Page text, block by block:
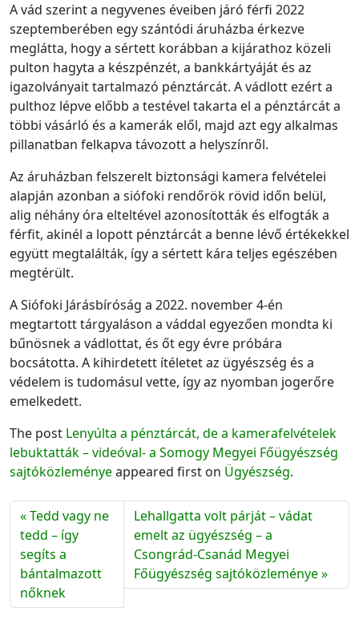
A vád szerint a negyvenes éveiben járó férfi 2022
szeptemberében egy szántódi áruházba érkezve
meglátta, hogy a sértett korábban a kijárathoz közeli
pulton hagyta a készpénzét, a bankkártyáját és az
igazolványait tartalmazó pénztárcát. A vádlott ezért a
pulthoz lépve előbb a testével takarta el a pénztárcát a
többi vásárló és a kamerák elől, majd azt egy alkalmas
pillanatban felkapva távozott a helyszínről.
Az áruházban felszerelt biztonsági kamera felvételei
alapján azonban a siófoki rendőrök rövid időn belül,
alig néhány óra elteltével azonosították és elfogták a
férfit, akinél a lopott pénztárcát a benne lévő értékekkel
együtt megtalálták, így a sértett kára teljes egészében
megtérült.
A Siófoki Járásbíróság a 2022. november 4-én
megtartott tárgyaláson a váddal egyezően mondta ki
bűnösnek a vádlottat, és őt egy évre próbára
bocsátotta. A kihirdetett ítéletet az ügyészség és a
védelem is tudomásul vette, így az nyomban jogerőre
emelkedett.
The post Lenyúlta a pénztárcát, de a kamerafelvételek
lebuktatták – videóval- a Somogy Megyei Főügyészség
sajtóközleményeappeared first on Ügyészség.
Tedd vagy ne
tedd – így
segíts a
bántalmazott
nőknek
Lehallgatta volt párját – vádat
emelt az ügyészség – a
Csongrád-Csanád Megyei
Főügyészség sajtóközleménye